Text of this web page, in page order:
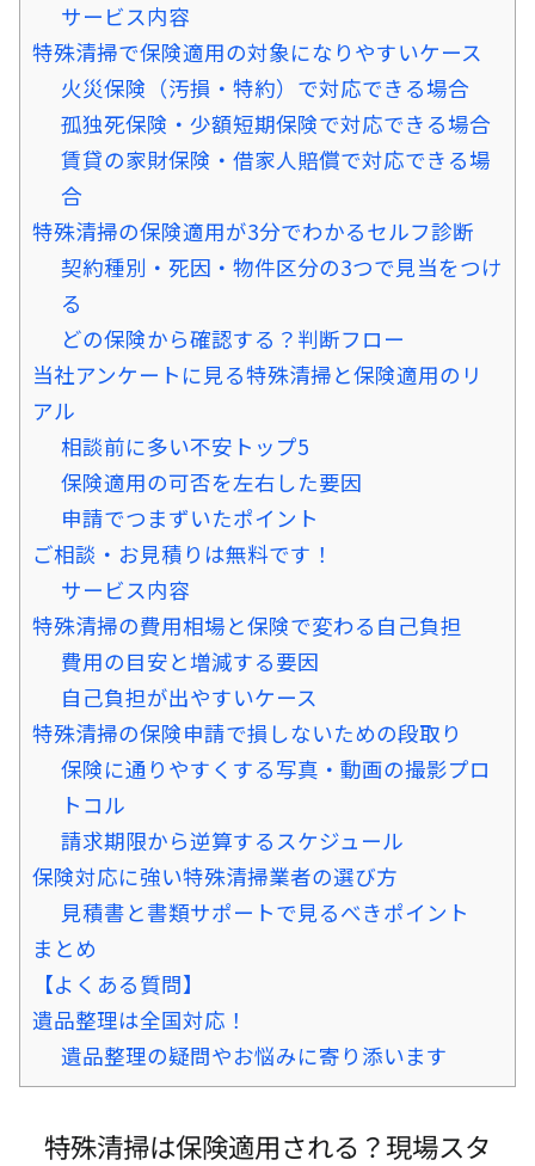
サービス内容
特殊清掃で保険適用の対象になりやすいケース
火災保険（汚損・特約）で対応できる場合
孤独死保険・少額短期保険で対応できる場合
賃貸の家財保険・借家人賠償で対応できる場
合
特殊清掃の保険適用が3分でわかるセルフ診断
契約種別・死因・物件区分の3つで見当をつけ
る
どの保険から確認する？判断フロー
当社アンケートに見る特殊清掃と保険適用のリ
アル
相談前に多い不安トップ5
保険適用の可否を左右した要因
申請でつまずいたポイント
ご相談・お見積りは無料です！
サービス内容
特殊清掃の費用相場と保険で変わる自己負担
費用の目安と増減する要因
自己負担が出やすいケース
特殊清掃の保険申請で損しないための段取り
保険に通りやすくする写真・動画の撮影プロ
トコル
請求期限から逆算するスケジュール
保険対応に強い特殊清掃業者の選び方
見積書と書類サポートで見るべきポイント
まとめ
【よくある質問】
遺品整理は全国対応！
遺品整理の疑問やお悩みに寄り添います
特殊清掃は保険適用される？現場スタ